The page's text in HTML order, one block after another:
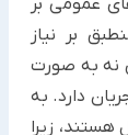
بر نیاز
نه به صورت
دارد. به
هستند، زیرا